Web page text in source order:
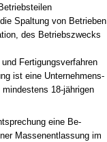
Spal­tung von Be­trie­ben
des Be­triebs­zwecks
Fer­ti­gungs­ver­fah­ren
ist ei­ne Un­ter­neh­mens­
18-jähri­gen
ei­ne Be­
Mas­sen­ent­las­sung im